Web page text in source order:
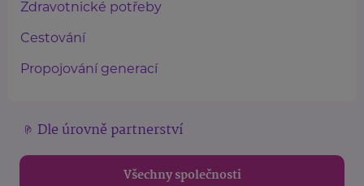
Zdravotnické potřeby
Cestování
Propojování generací
Dle úrovně partnerství
Všechny společnosti